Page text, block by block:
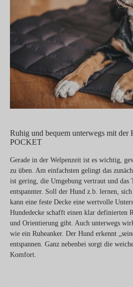
Ruhig und bequem unterwegs mit der
POCKET
Gerade in der Welpenzeit ist es wichtig,
zu üben. Am einfachsten gelingt das
ist gering, die Umgebung vertraut und das
entspannter. Soll der Hund z.b. lernen,
kann eine feste Decke eine wertvolle
Hundedecke schafft einen klar definierten
und Orientierung gibt. Auch unterwegs
wie ein Ruheanker. Der Hund erkennt
entspannen. Ganz nebenbei sorgt die
Komfort.